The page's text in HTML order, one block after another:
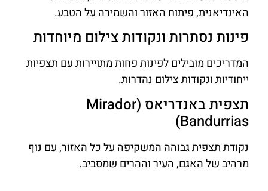
האינדיאנית, פיתוח האזור והשמירה על הטבע.
פינות נסתרות ונקודות צילום מיוחדות
המדריכים מובילים לפינות פחות מתויירות עם תצפיות
ייחודיות ונקודות צילום נהדרות.
תצפית באנדריאס (Mirador
Bandurrias)
נקודת תצפית גבוהה המשקיפה על כל האזור, עם נוף
מרהיב של האגם, העיר וההרים שמסביב.